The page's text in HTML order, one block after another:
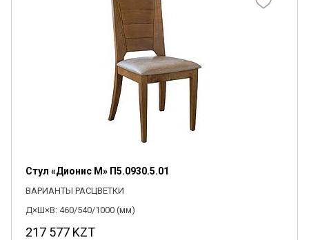
Стул «Дионис М» П5.0930.5.01
ВАРИАНТЫ РАСЦВЕТКИ
Д×Ш×В: 460/540/1000 (мм)
217 577 KZT